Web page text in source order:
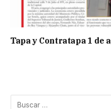
Tapa y Contratapa 1 de